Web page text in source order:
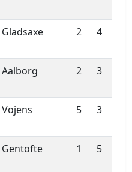
Gladsaxe 2 4
Aalborg 2 3
Vojens 5 3
Gentofte 1 5